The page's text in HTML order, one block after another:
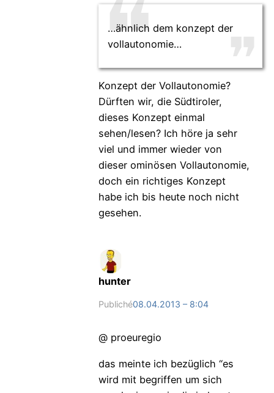
…ähnlich dem konzept der
vollautonomie…
Konzept der Vollautonomie?
Dürften wir, die Südtiroler,
dieses Konzept einmal
sehen/lesen? Ich höre ja sehr
viel und immer wieder von
dieser ominösen Vollautonomie,
doch ein richtiges Konzept
habe ich bis heute noch nicht
gesehen.
hunter
Publiché08.04.2013 – 8:04
@ proeuregio
das meinte ich bezüglich “es
wird mit begriffen um sich